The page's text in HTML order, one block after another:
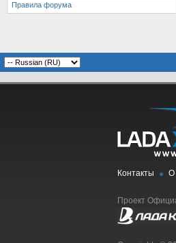
Правила форума
Контакты О
Проект